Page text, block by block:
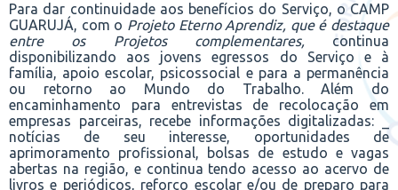
Para dar continuidade aos benefícios do Serviço, o CAMP
GUARUJÁ, com o Projeto Eterno Aprendiz, que é destaque
entre os Projetos complementares, continua
disponibilizando aos jovens egressos do Serviço e à
família, apoio escolar, psicossocial e para a permanência
ou retorno ao Mundo do Trabalho. Além do
encaminhamento para entrevistas de recolocação em
empresas parceiras, recebe informações digitalizadas: _
notícias de seu interesse, oportunidades de
aprimoramento profissional, bolsas de estudo e vagas
abertas na região, e continua tendo acesso ao acervo de
livros e periódicos, reforço escolar e/ou de preparo para